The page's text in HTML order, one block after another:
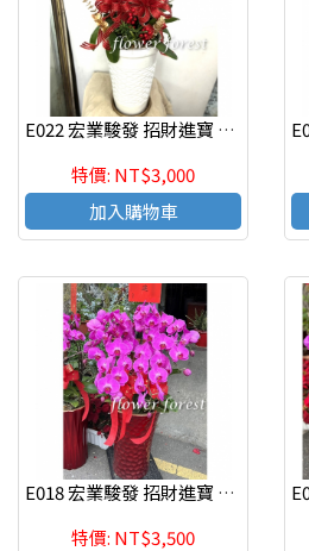
E022 宏業駿發 招財進寶 蘭花組合盆栽 喬遷之喜 榮陞誌喜盆栽
特價: NT$3,000
加入購物車
E018 宏業駿發 招財進寶 蘭花組合盆栽 喬遷之喜 榮陞誌喜盆栽
特價: NT$3,500